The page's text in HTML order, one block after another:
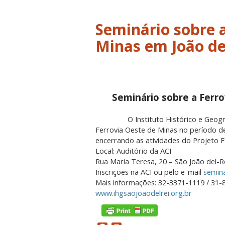
Seminário sobre
Minas em João
Seminário sobre a
O Instituto Histórico e
Ferrovia Oeste de Minas no período
encerrando as atividades do Projeto
Local: Auditório da ACI
Rua Maria Teresa, 20 – São João
Inscrições na ACI ou pelo e-mail
Mais informações: 32-3371-1119 / 31-
www.ihgsaojoaodelrei.org.br